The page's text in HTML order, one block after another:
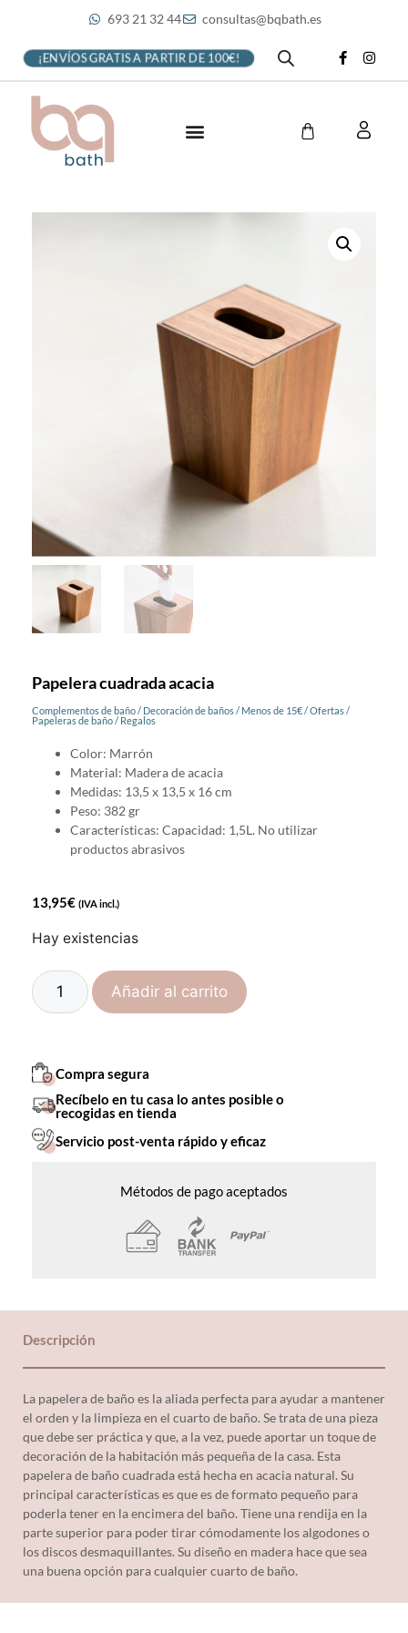
693 21 32 44 consultas@bqbath.es
¡ENVÍOS GRATIS A PARTIR DE 100€!
Papelera cuadrada acacia
Complementos de baño/ Decoración de baños/ Menos de 15€/Ofertas/
Papeleras de baño/ Regalos
Color: Marrón
Material: Madera de acacia
Medidas: 13,5 x 13,5 x 16 cm
Peso: 382 gr
Características: Capacidad: 1,5L. No utilizar
productos abrasivos
13,95€ (IVA incl.)
Hay existencias
Añadir al carrito
Compra segura
Recíbelo en tu casa lo antes posible o
recogidas en tienda
Servicio post-venta rápido y eficaz
Métodos de pago aceptados
Descripción
La papelera de baño es la aliada perfecta para ayudar a mantener
el orden y la limpieza en el cuarto de baño. Se trata de una pieza
que debe ser práctica y que, a la vez, puede aportar un toque de
decoración de la habitación más pequeña de la casa. Esta
papelera de baño cuadrada está hecha en acacia natural. Su
principal características es que es de formato pequeño para
poderla tener en la encimera del baño. Tiene una rendija en la
parte superior para poder tirar cómodamente los algodones o
los discos desmaquillantes. Su diseño en madera hace que sea
una buena opción para cualquier cuarto de baño.